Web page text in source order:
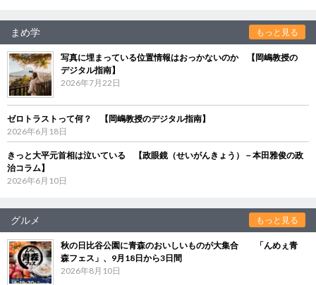
まめ学 もっと見る
写真に埋まっている位置情報はおっかないのか 【岡嶋教授の
デジタル指南】
2026年7月22日
ゼロトラストって何？ 【岡嶋教授のデジタル指南】
2026年6月18日
きっと大平元首相は泣いている 【政眼鏡（せいがんきょう）－本田雅俊の政
治コラム】
2026年6月10日
グルメ もっと見る
秋の日比谷公園に青森のおいしいものが大集合 「んめぇ青
森フェス」、9月18日から3日間
2026年8月10日